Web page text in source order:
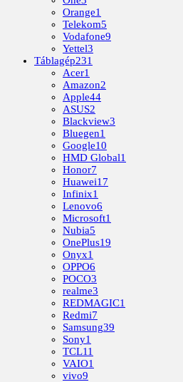
Orange1
Telekom5
Vodafone9
Yettel3
Táblagép231
Acer1
Amazon2
Apple44
ASUS2
Blackview3
Bluegen1
Google10
HMD Global1
Honor7
Huawei17
Infinix1
Lenovo6
Microsoft1
Nubia5
OnePlus19
Onyx1
OPPO6
POCO3
realme3
REDMAGIC1
Redmi7
Samsung39
Sony1
TCL11
VAIO1
vivo9